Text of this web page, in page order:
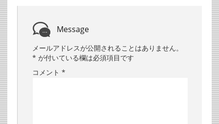
Message
メールアドレスが公開されることはありません。
* が付いている欄は必須項目です
コメント *